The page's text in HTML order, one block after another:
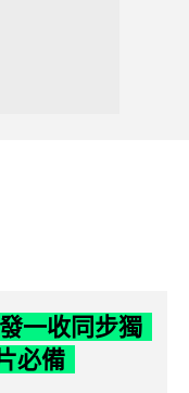
一收同步獨
必備